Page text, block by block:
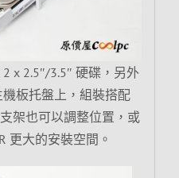
x 2.5″/3.5″ 硬碟，另外
板托盤上，組裝搭配
架也可以調整位置，或
更大的安裝空間。